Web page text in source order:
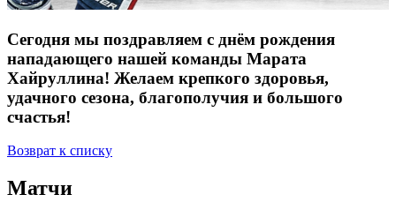
Сегодня мы поздравляем с днём рождения
нападающего нашей команды Марата
Хайруллина! Желаем крепкого здоровья,
удачного сезона, благополучия и большого
счастья!
Возврат к списку
Матчи